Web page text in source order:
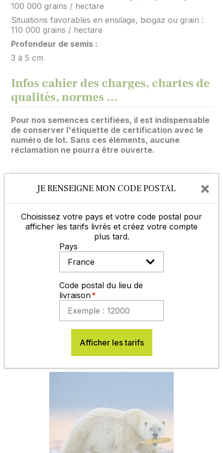
100 000 grains / hectare
Situations favorables en ensilage, biogaz ou grain :
110 000 grains / hectare
Profondeur de semis :
3 à 5 cm
Infos cahier des charges, chartes de
qualités, normes …
Pour nos semences certifiées, il est indispensable
de conserver l'étiquette de certification avec le
numéro de lot. Sans ces éléments, aucune
réclamation ne pourra être ouverte.
ACCUEIL, CONSEILS, SAV
du lundi au vendredi
de 8h30 à 12h et de 14h à 17h30
05 65 77 99 70
Contactez-nous
Vous aimerez aussi
JE RENSEIGNE MON CODE POSTAL ×
Choisissez votre pays et votre code postal pour
afficher les tarifs livrés et créez votre compte
plus tard.
Pays
Code postal du lieu de
livraison
Afficher les tarifs